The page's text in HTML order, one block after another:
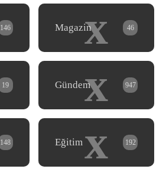
146 x
Magazin 46
19 x
Gündem 947
148 x
Eğitim 192